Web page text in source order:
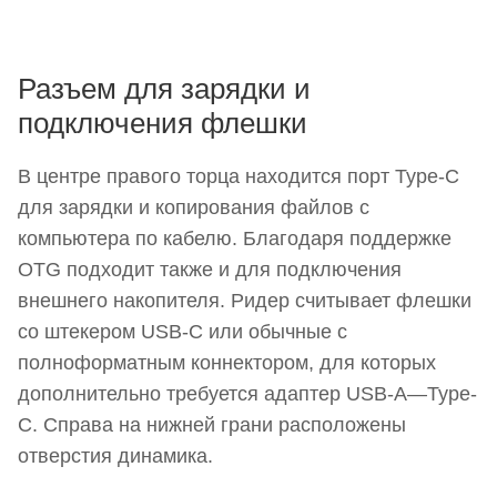
Разъем для зарядки и
подключения флешки
В центре правого торца находится порт Type-C
для зарядки и копирования файлов с
компьютера по кабелю. Благодаря поддержке
OTG подходит также и для подключения
внешнего накопителя. Ридер считывает флешки
со штекером USB-C или обычные с
полноформатным коннектором, для которых
дополнительно требуется адаптер USB-A—Type-
C. Справа на нижней грани расположены
отверстия динамика.